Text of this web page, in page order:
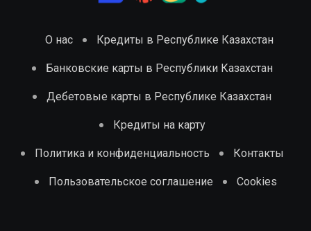
О нас Кредиты в Республике Казахстан
Банковские карты в Республики Казахстан
Дебетовые карты в Республике Казахстан
Кредиты на карту
Политика и конфиденциальность Контакты
Пользовательское соглашение Cookies